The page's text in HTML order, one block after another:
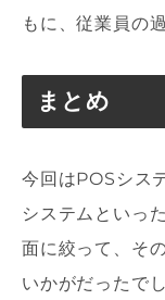
もに、従業員の
まとめ
今回はPOSシス
システムといっ
面に絞って、そ
いかがだったで